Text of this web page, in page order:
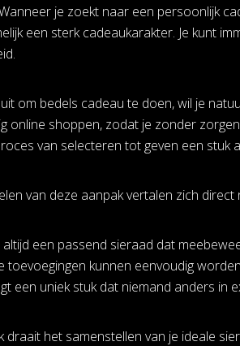
je zoekt naar een persoonlijk
een sterk cadeaukarakter. Je kunt
om bedels cadeau te doen, wil je
online shoppen, zodat je zonder
van selecteren tot geven een stuk
van deze aanpak vertalen zich
altijd een passend sieraad dat
toevoegingen kunnen eenvoudig
een uniek stuk dat niemand anders in
draait het samenstellen van je ideale